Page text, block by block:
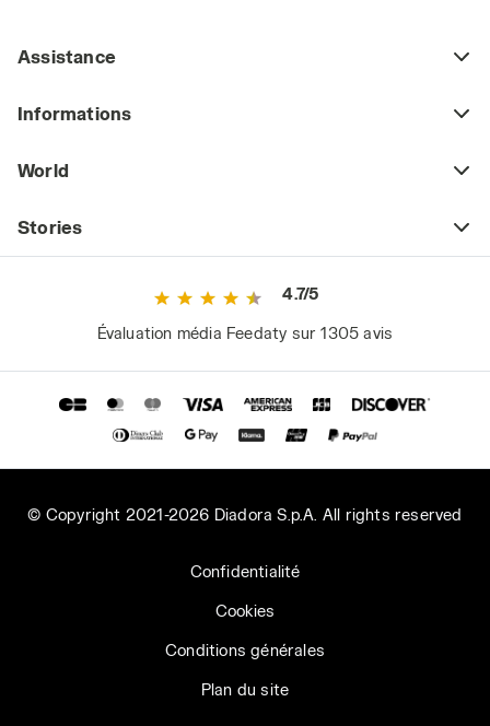
Assistance
Informations
World
Stories
4.7/5
Évaluation média Feedaty sur 1305 avis
© Copyright 2021-2026 Diadora S.p.A. All rights reserved
Confidentialité
Cookies
Conditions générales
Plan du site